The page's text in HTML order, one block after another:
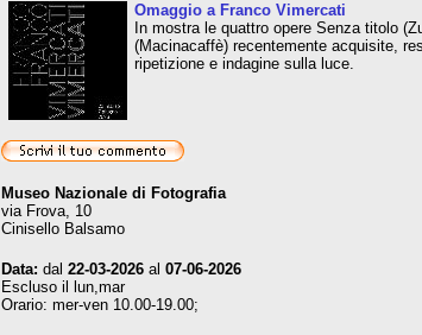
Omaggio a Franco Vimercati
In mostra le quattro opere Senza titolo
(Macinacaffè) recentemente acquisite,
ripetizione e indagine sulla luce.
Museo Nazionale di Fotografia
via Frova, 10
Cinisello Balsamo
Data: dal22-03-2026 al07-06-2026
Escluso il lun,mar
Orario: mer-ven 10.00-19.00;